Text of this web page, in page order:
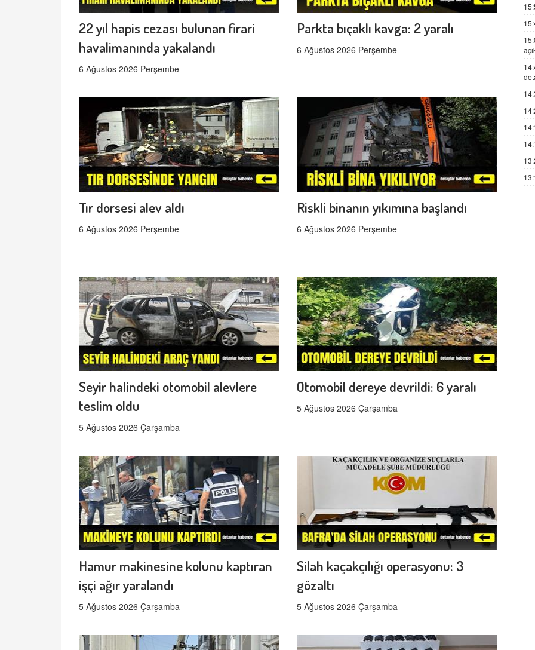
22 yıl hapis cezası bulunan firari
havalimanında yakalandı
6 Ağustos 2026 Perşembe
Parkta bıçaklı kavga: 2 yaralı
6 Ağustos 2026 Perşembe
Tır dorsesi alev aldı
6 Ağustos 2026 Perşembe
Riskli binanın yıkımına başlandı
6 Ağustos 2026 Perşembe
Seyir halindeki otomobil alevlere
teslim oldu
5 Ağustos 2026 Çarşamba
Otomobil dereye devrildi: 6 yaralı
5 Ağustos 2026 Çarşamba
Hamur makinesine kolunu kaptıran
işçi ağır yaralandı
5 Ağustos 2026 Çarşamba
Silah kaçakçılığı operasyonu: 3
gözaltı
5 Ağustos 2026 Çarşamba